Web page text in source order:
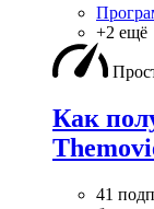
+2 ещё
Как
41